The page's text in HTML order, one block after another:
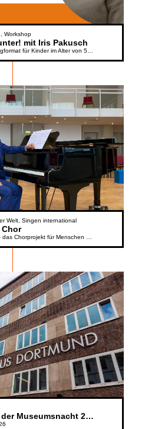
Workshop
mit Iris Pakusch
Das beliebte Mitsingformat für Kinder im Alter von 5 bis 6 Jahren geht weiter
Welt Singen international
Chor
Singen verbindet – das Chorprojekt für Menschen aus der Ukraine
Das VMZ bei der Museumsnacht 2026